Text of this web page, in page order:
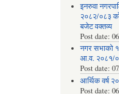
इनरुवा
२०८२/०८३ को
बजेट वक्तव्य
Post date:
नगर सभाको
आ.व. २०८१/
Post date:
आर्थिक वर्ष
Post date: